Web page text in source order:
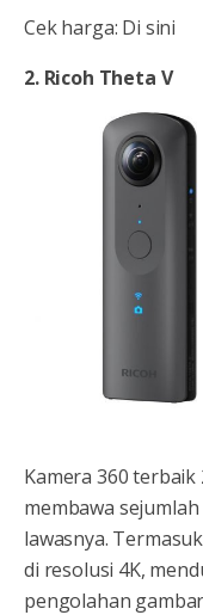
Cek harga: Di sini
2. Ricoh Theta V
Kamera 360 terbaik
membawa
lawasnya.
di resolusi 4K,
pengolahan